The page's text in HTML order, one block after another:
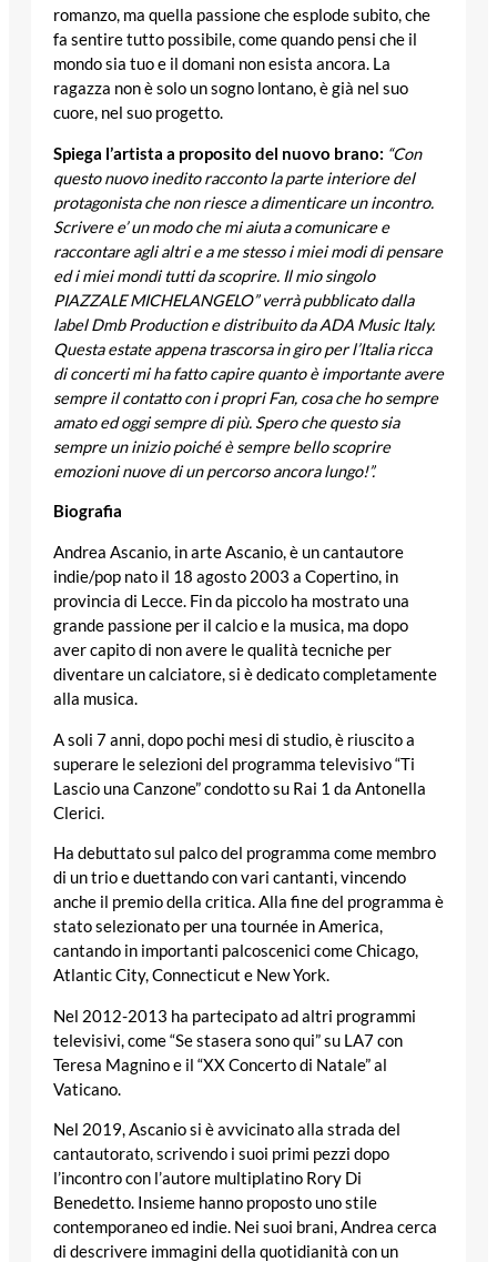
romanzo, ma quella passione che esplode subito, che
fa sentire tutto possibile, come quando pensi che il
mondo sia tuo e il domani non esista ancora. La
ragazza non è solo un sogno lontano, è già nel suo
cuore, nel suo progetto.
Spiega l’artista a proposito del nuovo brano: “Con
questo nuovo inedito racconto la parte interiore del
protagonista che non riesce a dimenticare un incontro.
Scrivere e’ un modo che mi aiuta a comunicare e
raccontare agli altri e a me stesso i miei modi di pensare
ed i miei mondi tutti da scoprire. Il mio singolo
PIAZZALE MICHELANGELO” verrà pubblicato dalla
label Dmb Production e distribuito da ADA Music Italy.
Questa estate appena trascorsa in giro per l’Italia ricca
di concerti mi ha fatto capire quanto è importante avere
sempre il contatto con i propri Fan, cosa che ho sempre
amato ed oggi sempre di più. Spero che questo sia
sempre un inizio poiché è sempre bello scoprire
emozioni nuove di un percorso ancora lungo!”.
Biografia
Andrea Ascanio, in arte Ascanio, è un cantautore
indie/pop nato il 18 agosto 2003 a Copertino, in
provincia di Lecce. Fin da piccolo ha mostrato una
grande passione per il calcio e la musica, ma dopo
aver capito di non avere le qualità tecniche per
diventare un calciatore, si è dedicato completamente
alla musica.
A soli 7 anni, dopo pochi mesi di studio, è riuscito a
superare le selezioni del programma televisivo “Ti
Lascio una Canzone” condotto su Rai 1 da Antonella
Clerici.
Ha debuttato sul palco del programma come membro
di un trio e duettando con vari cantanti, vincendo
anche il premio della critica. Alla fine del programma è
stato selezionato per una tournée in America,
cantando in importanti palcoscenici come Chicago,
Atlantic City, Connecticut e New York.
Nel 2012-2013 ha partecipato ad altri programmi
televisivi, come “Se stasera sono qui” su LA7 con
Teresa Magnino e il “XX Concerto di Natale” al
Vaticano.
Nel 2019, Ascanio si è avvicinato alla strada del
cantautorato, scrivendo i suoi primi pezzi dopo
l’incontro con l’autore multiplatino Rory Di
Benedetto. Insieme hanno proposto uno stile
contemporaneo ed indie. Nei suoi brani, Andrea cerca
di descrivere immagini della quotidianità con un